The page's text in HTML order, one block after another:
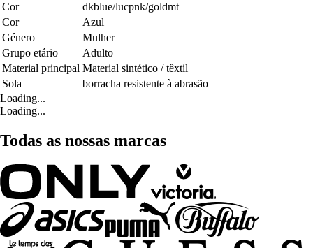
Cor
dkblue/lucpnk/goldmt
Cor
Azul
Género
Mulher
Grupo etário
Adulto
Material principal Material sintético / têxtil
Sola
borracha resistente à abrasão
Loading...
Loading...
Todas as nossas marcas